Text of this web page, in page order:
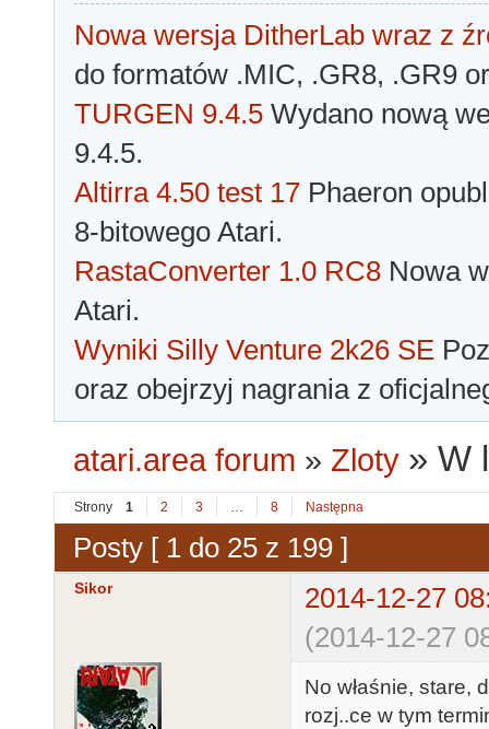
Nowa wersja DitherLab wraz z
do formatów .MIC, .GR8, .GR9
TURGEN 9.4.5 Wydano nową
9.4.5.
Altirra 4.50 test 17 Phaeron
8-bitowego Atari.
RastaConverter 1.0 RC8 Nowa
Atari.
Wyniki Silly Venture 2k26 SE
oraz obejrzyj nagrania z
atari.area forum » Zloty »W
Strony 1 2 3 … 8 Następna
Posty [ 1 do 25 z 199 ]
Sikor
2014-12-27
(2014-12-27
No właśnie, stare,
rozj..ce w tym